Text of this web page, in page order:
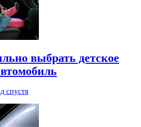
выбрать детское
спустя